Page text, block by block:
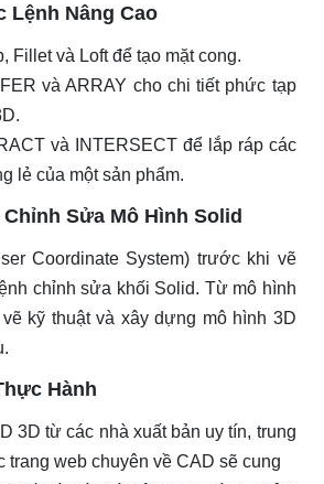
Lệnh Nâng Cao
Fillet và Loft để tạo mặt cong.
và ARRAY cho chi tiết phức tạp
và INTERSECT để lắp ráp các
lẻ của một sản phẩm.
Sửa Mô Hình Solid
Coordinate System) trước khi vẽ
chỉnh sửa khối Solid. Từ mô hình
kỹ thuật và xây dựng mô hình 3D
Hành
3D từ các nhà xuất bản uy tín, trung
trang web chuyên về CAD sẽ cung